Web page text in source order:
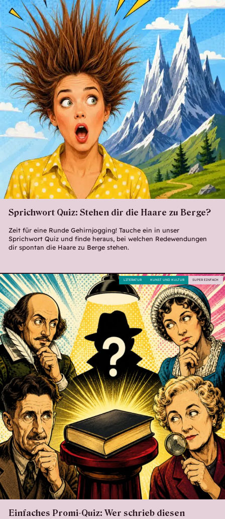
Sprichwort Quiz: Stehen dir die Haare zu Berge?
Zeit für eine Runde Gehirnjogging! Tauche ein in unser
Sprichwort Quiz und finde heraus, bei welchen Redewendungen
dir spontan die Haare zu Berge stehen.
Einfaches Promi-Quiz: Wer schrieb diesen
SUPER EINFACH
KUNST UND KULTUR
LITERATUR